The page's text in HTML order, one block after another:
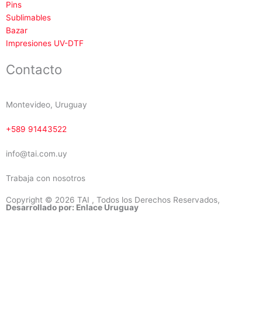
Pins
Sublimables
Bazar
Impresiones UV-DTF
Contacto
Montevideo, Uruguay
+589 91443522
info@tai.com.uy
Trabaja con nosotros
Copyright © 2026 TAI , Todos los Derechos Reservados,
Desarrollado por: Enlace Uruguay